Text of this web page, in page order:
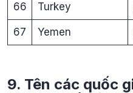
66 Turkey
67 Yemen
9. Tên các quốc